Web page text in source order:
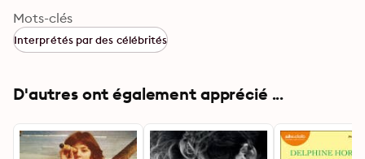
Mots-clés
Interprétés par des célébrités
D'autres ont également apprécié ...